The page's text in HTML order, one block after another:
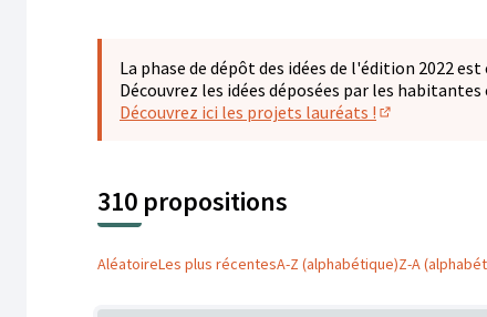
La phase de dépôt des idées de l'édition 2022 est
Découvrez les idées déposées par les
Découvrez ici les projets lauréats !
310 propositions
AléatoireLes plus récentesA-Z (alphabétique)Z-A